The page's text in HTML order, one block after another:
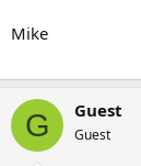
Mike
G Guest
Guest